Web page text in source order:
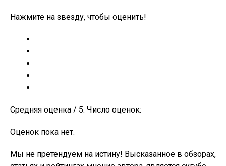
Нажмите на звезду, чтобы оценить!
Средняя оценка / 5. Число оценок:
Оценок пока нет.
Мы не претендуем на истину! Высказанное в обзорах,